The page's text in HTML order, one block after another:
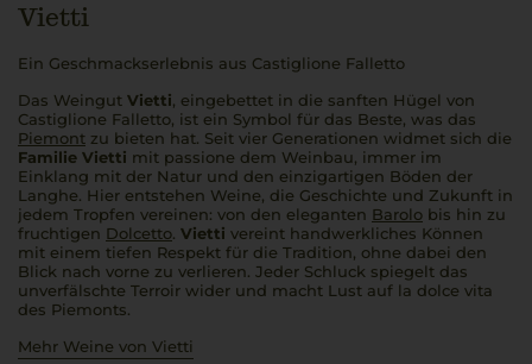
Vietti
Ein Geschmackserlebnis aus Castiglione Falletto
Das Weingut Vietti, eingebettet in die sanften Hügel von
Castiglione Falletto, ist ein Symbol für das Beste, was das
Piemont zu bieten hat. Seit vier Generationen widmet sich die
Familie Vietti mit passione dem Weinbau, immer im
Einklang mit der Natur und den einzigartigen Böden der
Langhe. Hier entstehen Weine, die Geschichte und Zukunft in
jedem Tropfen vereinen: von den eleganten Barolo bis hin zu
fruchtigen Dolcetto. Vietti vereint handwerkliches Können
mit einem tiefen Respekt für die Tradition, ohne dabei den
Blick nach vorne zu verlieren. Jeder Schluck spiegelt das
unverfälschte Terroir wider und macht Lust auf la dolce vita
des Piemonts.
Mehr Weine von Vietti